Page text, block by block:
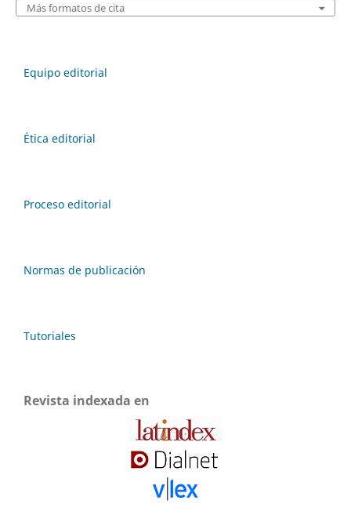
Más formatos de cita
Equipo editorial
Ética editorial
Proceso editorial
Normas de publicación
Tutoriales
Revista indexada en